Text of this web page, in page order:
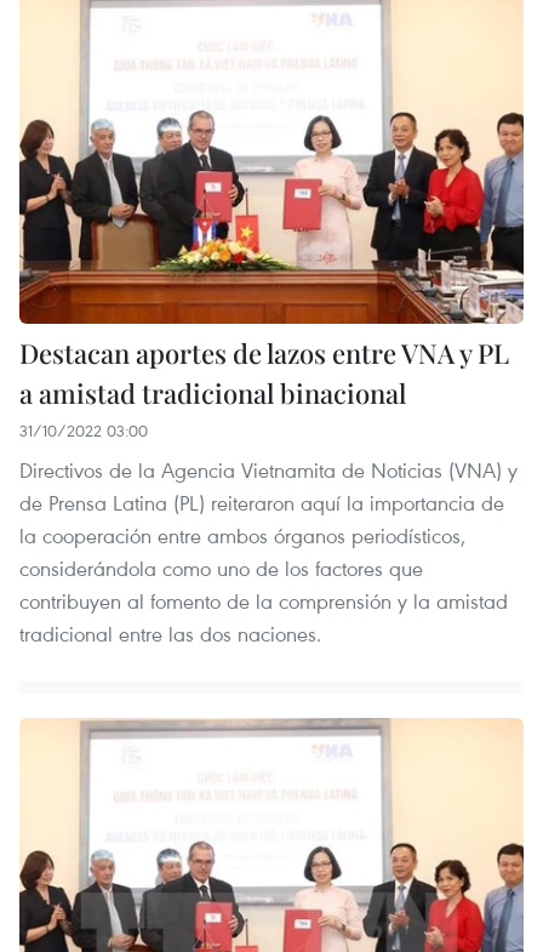
Destacan aportes de lazos entre VNA y PL
a amistad tradicional binacional
31/10/2022 03:00
Directivos de la Agencia Vietnamita de Noticias (VNA) y
de Prensa Latina (PL) reiteraron aquí la importancia de
la cooperación entre ambos órganos periodísticos,
considerándola como uno de los factores que
contribuyen al fomento de la comprensión y la amistad
tradicional entre las dos naciones.